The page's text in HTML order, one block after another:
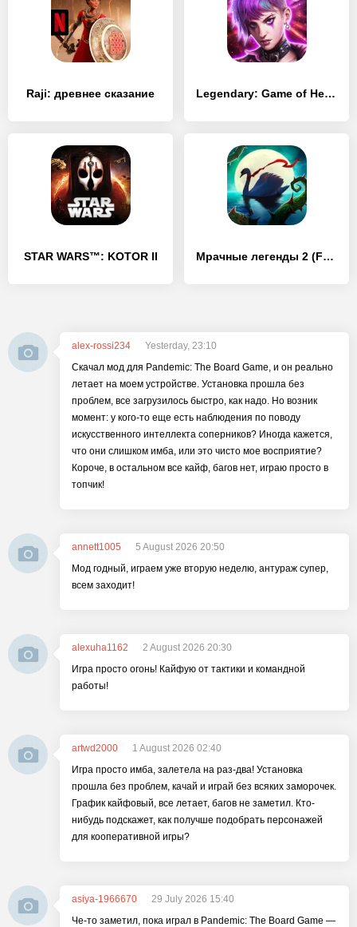
Raji: древнее сказание Legendary: Game of Heroes
STAR WARS™: KOTOR II Мрачные легенды 2 (Full)
alex-rossi234
Yesterday, 23:10
Скачал мод для Pandemic: The Board Game, и он реально
летает на моем устройстве. Установка прошла без
проблем, все загрузилось быстро, как надо. Но возник
момент: у кого-то еще есть наблюдения по поводу
искусственного интеллекта соперников? Иногда кажется,
что они слишком имба, или это чисто мое восприятие?
Короче, в остальном все кайф, багов нет, играю просто в
топчик!
annett1005
5 August 2026 20:50
Мод годный, играем уже вторую неделю, антураж супер,
всем заходит!
alexuha1162
2 August 2026 20:30
Игра просто огонь! Кайфую от тактики и командной
работы!
artwd2000
1 August 2026 02:40
Игра просто имба, залетела на раз-два! Установка
прошла без проблем, качай и играй без всяких заморочек.
График кайфовый, все летает, багов не заметил. Кто-
нибудь подскажет, как получше подобрать персонажей
для кооперативной игры?
asiya-1966670
29 July 2026 15:40
Че-то заметил, пока играл в Pandemic: The Board Game —